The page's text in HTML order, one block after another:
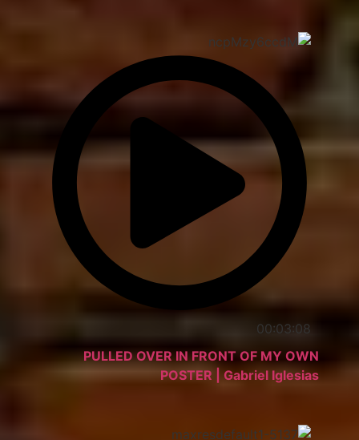
00:03:08
PULLED OVER IN FRONT OF MY OWN
POSTER | Gabriel Iglesias